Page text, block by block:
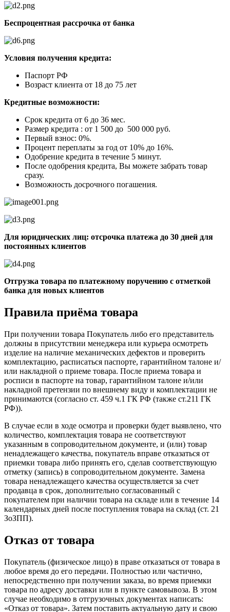
Беспроцентная рассрочка от банка
Условия получения кредита:
Паспорт РФ
Возраст клиента от 18 до 75 лет
Кредитные возможности:
Срок кредита от 6 до 36 мес.
Размер кредита : от 1 500 до 500 000 руб.
Первый взнос: 0%.
Процент переплаты за год от 10% до 16%.
Одобрение кредита в течение 5 минут.
После одобрения кредита, Вы можете забрать товар
сразу.
Возможность досрочного погашения.
Для юридических лиц: отсрочка платежа до 30 дней для
постоянных клиентов
Отгрузка товара по платежному поручению с отметкой
банка для новых клиентов
Правила приёма товара
При получении товара Покупатель либо его представитель
должны в присутствии менеджера или курьера осмотреть
изделие на наличие механических дефектов и проверить
комплектацию, расписаться паспорте, гарантийном талоне и/
или накладной о приеме товара. После приема товара и
росписи в паспорте на товар, гарантийном талоне и/или
накладной претензии по внешнему виду и комплектации не
принимаются (согласно ст. 459 ч.1 ГК РФ (также ст.211 ГК
РФ)).
В случае если в ходе осмотра и проверки будет выявлено, что
количество, комплектация товара не соответствуют
указанным в сопроводительном документе, и (или) товар
ненадлежащего качества, покупатель вправе отказаться от
приемки товара либо принять его, сделав соответствующую
отметку (запись) в сопроводительном документе. Замена
товара ненадлежащего качества осуществляется за счет
продавца в срок, дополнительно согласованный с
покупателем при наличии товара на складе или в течение 14
календарных дней после поступления товара на склад (ст. 21
ЗоЗПП).
Отказ от товара
Покупатель (физическое лицо) в праве отказаться от товара в
любое время до его передачи. Полностью или частично,
непосредственно при получении заказа, во время приемки
товара по адресу доставки или в пункте самовывоза. В этом
случае необходимо в отгрузочных документах написать:
«Отказ от товара». Затем поставить актуальную дату и свою